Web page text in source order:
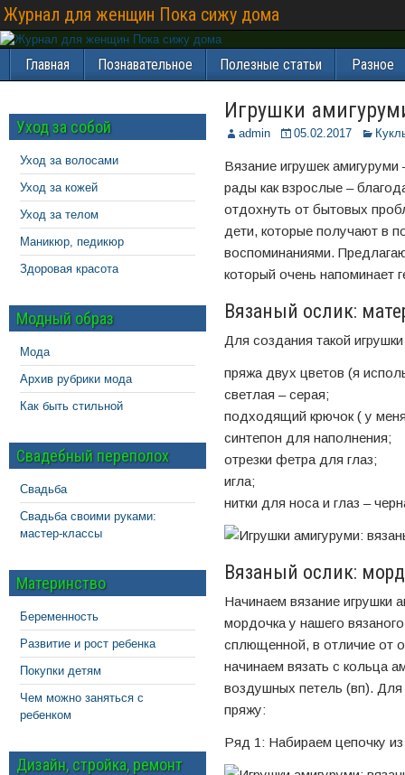
Журнал для женщин Пока сижу дома
Главная Познавательное Полезные статьи Разное
Игрушки
admin 05.02.2017
Вязание игрушек
рады как взрослые –
отдохнуть от бытовых
дети, которые получают в
воспоминаниями.
который очень напоминает
Вязаный ослик:
Для создания такой
пряжа двух цветов (я
светлая – серая;
подходящий крючок ( у
синтепон для наполнения;
отрезки фетра для глаз;
игла;
нитки для носа и глаз –
Вязаный ослик:
Начинаем вязание игрушки
мордочка у нашего
сплющенной, в отличие от
начинаем вязать с кольца
воздушных петель (вп).
пряжу:
Ряд 1: Набираем цепочку
Уход за собой
Уход за волосами
Уход за кожей
Уход за телом
Маникюр, педикюр
Здоровая красота
Модный образ
Мода
Архив рубрики мода
Как быть стильной
Свадебный переполох
Свадьба
Свадьба своими руками:
мастер-классы
Материнство
Беременность
Развитие и рост ребенка
Покупки детям
Чем можно заняться с
ребенком
Дизайн, стройка, ремонт